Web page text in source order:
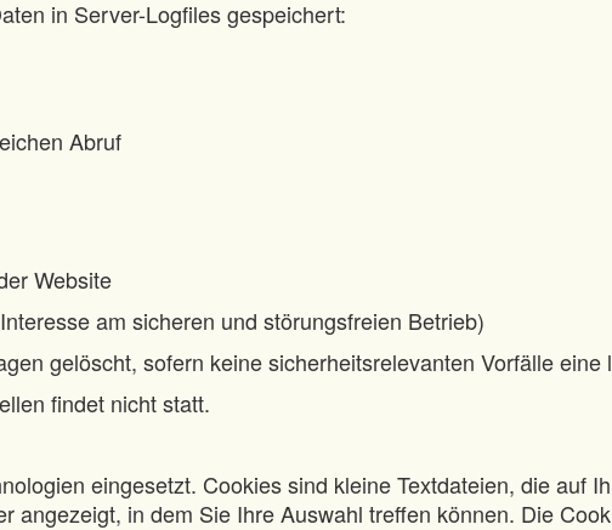
in Server-Logfiles gespeichert:
Abruf
Website
am sicheren und störungsfreien Betrieb)
gelöscht, sofern keine sicherheitsrelevanten Vorfälle
findet nicht statt.
eingesetzt. Cookies sind kleine Textdateien, die auf
angezeigt, in dem Sie Ihre Auswahl treffen können. Die